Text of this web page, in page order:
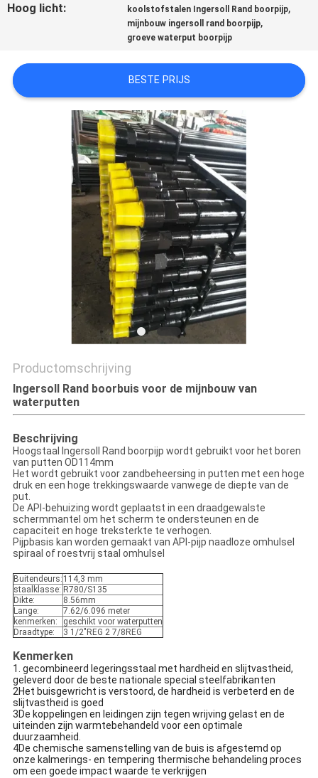
PRIVACY
POLICY
Hoog licht:
koolstofstalen Ingersoll Rand boorpijp,
mijnbouw ingersoll rand boorpijp,
groeve waterput boorpijp
BESTE PRIJS
Productomschrijving
Ingersoll Rand boorbuis voor de mijnbouw van
waterputten
Beschrijving
Hoogstaal Ingersoll Rand boorpijp wordt gebruikt voor het boren
van putten OD114mm
Het wordt gebruikt voor zandbeheersing in putten met een hoge
druk en een hoge trekkingswaarde vanwege de diepte van de
put.
De API-behuizing wordt geplaatst in een draadgewalste
schermmantel om het scherm te ondersteunen en de
capaciteit en hoge treksterkte te verhogen.
Pijpbasis kan worden gemaakt van API-pijp naadloze omhulsel
spiraal of roestvrij staal omhulsel
Buitendeurs: 114,3 mm
staalklasse: R780/S135
Dikte:
8.56mm
Lange:
7.62/6.096 meter
kenmerken:
geschikt voor waterputten
Draadtype:
3 1/2"REG 2 7/8REG
Kenmerken
1. gecombineerd legeringsstaal met hardheid en slijtvastheid,
geleverd door de beste nationale special steelfabrikanten
2Het buisgewricht is verstoord, de hardheid is verbeterd en de
slijtvastheid is goed
3De koppelingen en leidingen zijn tegen wrijving gelast en de
uiteinden zijn warmtebehandeld voor een optimale
duurzaamheid.
4De chemische samenstelling van de buis is afgestemd op
onze kalmerings- en tempering thermische behandeling proces
om een goede impact waarde te verkrijgen